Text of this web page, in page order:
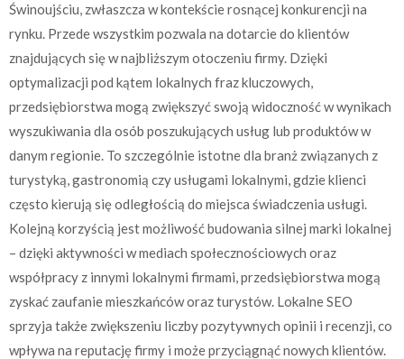
Świnoujściu, zwłaszcza w kontekście rosnącej konkurencji na
rynku. Przede wszystkim pozwala na dotarcie do klientów
znajdujących się w najbliższym otoczeniu firmy. Dzięki
optymalizacji pod kątem lokalnych fraz kluczowych,
przedsiębiorstwa mogą zwiększyć swoją widoczność w wynikach
wyszukiwania dla osób poszukujących usług lub produktów w
danym regionie. To szczególnie istotne dla branż związanych z
turystyką, gastronomią czy usługami lokalnymi, gdzie klienci
często kierują się odległością do miejsca świadczenia usługi.
Kolejną korzyścią jest możliwość budowania silnej marki lokalnej
– dzięki aktywności w mediach społecznościowych oraz
współpracy z innymi lokalnymi firmami, przedsiębiorstwa mogą
zyskać zaufanie mieszkańców oraz turystów. Lokalne SEO
sprzyja także zwiększeniu liczby pozytywnych opinii i recenzji, co
wpływa na reputację firmy i może przyciągnąć nowych klientów.